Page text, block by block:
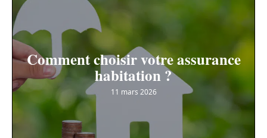
Comment choisir votre assurance
habitation ?
11 mars 2026